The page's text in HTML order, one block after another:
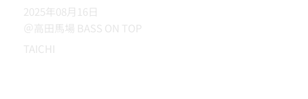
2025年08月16日
＠高田馬場 BASS ON TOP
TAICHI